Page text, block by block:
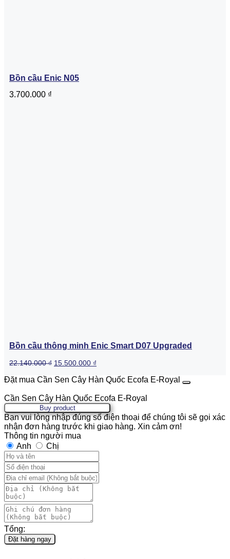
Bồn cầu Enic N05
3.700.000 ₫
Bồn cầu thông minh Enic Smart D07 Upgraded
22.140.000₫ Original
was:
22.140.000 ₫.
15.500.000 ₫
is:
15.500.000 ₫.
Đặt mua Cần Sen Cây Hàn Quốc Ecofa E-Royal
Cần Sen Cây Hàn Quốc Ecofa E-Royal
Buy product
Bạn vui lòng nhập đúng số điện thoại để chúng tôi sẽ gọi xác
nhận đơn hàng trước khi giao hàng. Xin cảm ơn!
Thông tin người mua
Anh
Chị
Tổng:
Đặt hàng ngay